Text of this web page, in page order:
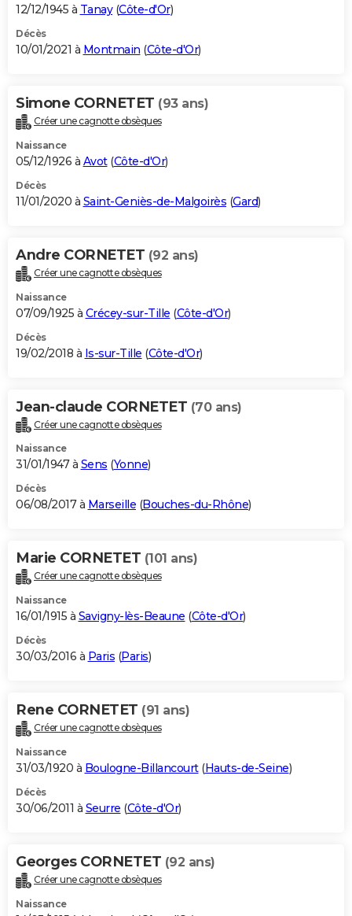
12/12/1945 à Tanay(Côte-d'Or)
Décès
10/01/2021 à Montmain (Côte-d'Or)
Simone CORNETET (93 ans)
Créer une cagnotte obsèques
Naissance
05/12/1926 à Avot(Côte-d'Or)
Décès
11/01/2020 à Saint-Geniès-de-Malgoirès (Gard)
Andre CORNETET (92 ans)
Créer une cagnotte obsèques
Naissance
07/09/1925 à Crécey-sur-Tille (Côte-d'Or)
Décès
19/02/2018 à Is-sur-Tille (Côte-d'Or)
Jean-claude CORNETET (70 ans)
Créer une cagnotte obsèques
Naissance
31/01/1947 à Sens (Yonne)
Décès
06/08/2017 à Marseille (Bouches-du-Rhône)
Marie CORNETET (101 ans)
Créer une cagnotte obsèques
Naissance
16/01/1915 à Savigny-lès-Beaune (Côte-d'Or)
Décès
30/03/2016 à Paris (Paris)
Rene CORNETET (91 ans)
Créer une cagnotte obsèques
Naissance
31/03/1920 à Boulogne-Billancourt(Hauts-de-Seine)
Décès
30/06/2011 à Seurre (Côte-d'Or)
Georges CORNETET (92 ans)
Créer une cagnotte obsèques
Naissance